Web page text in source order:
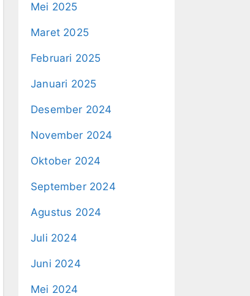
Mei 2025
Maret 2025
Februari 2025
Januari 2025
Desember 2024
November 2024
Oktober 2024
September 2024
Agustus 2024
Juli 2024
Juni 2024
Mei 2024